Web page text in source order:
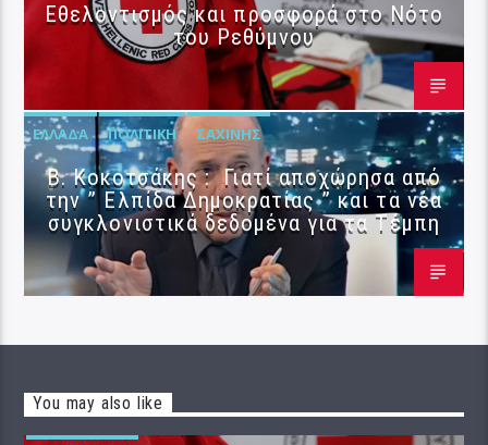
Εθελοντισμός και προσφορά στο Νότο
του Ρεθύμνου
ΕΛΛΆΔΑ ΠΟΛΙΤΙΚΉ ΣΑΧΊΝΗΣ
Β. Κοκοτσάκης : Γιατί αποχώρησα από
την ” Ελπίδα Δημοκρατίας ” και τα νέα
συγκλονιστικά δεδομένα για τα Τέμπη
You may also like